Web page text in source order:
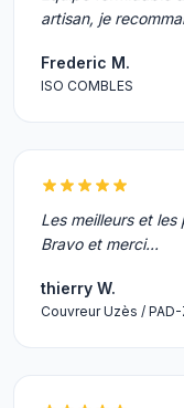
artisan, je
Frederic M.
ISO COMBLES
Les meilleurs et
Bravo et merci...
thierry W.
Couvreur Uzès /